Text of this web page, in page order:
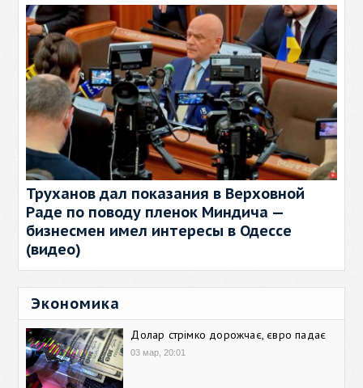
Труханов дал показания в Верховной
Раде по поводу пленок Миндича —
бизнесмен имел интересы в Одессе
(видео)
Экономика
Долар стрімко дорожчає, євро падає
03 мар, 20:01